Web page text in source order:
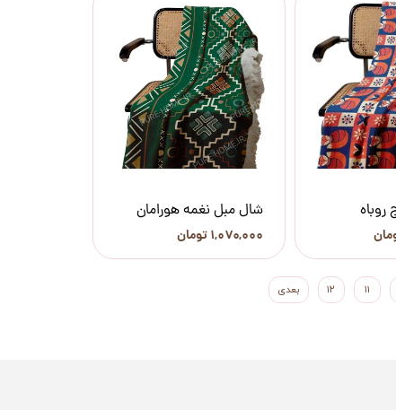
شال مبل نغمه هورامان
۱,۰۷۰,۰۰۰ تومان
۱۱ ۱۲ بعدی